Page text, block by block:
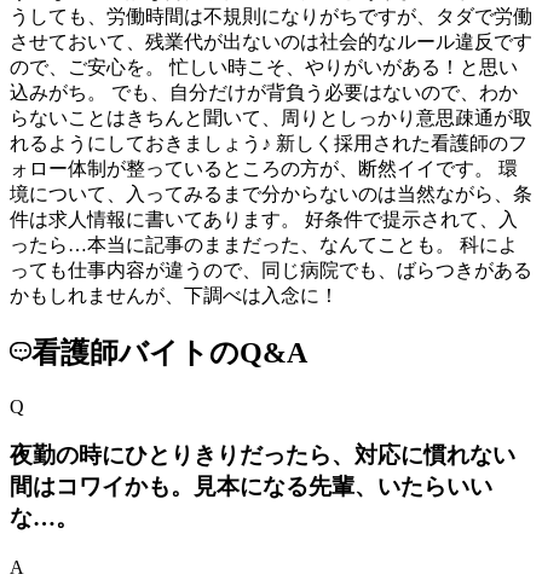
うしても、労働時間は不規則になりがちですが、タダで労働
させておいて、残業代が出ないのは社会的なルール違反です
ので、ご安心を。 忙しい時こそ、やりがいがある！と思い
込みがち。 でも、自分だけが背負う必要はないので、わか
らないことはきちんと聞いて、周りとしっかり意思疎通が取
れるようにしておきましょう♪ 新しく採用された看護師のフ
ォロー体制が整っているところの方が、断然イイです。 環
境について、入ってみるまで分からないのは当然ながら、条
件は求人情報に書いてあります。 好条件で提示されて、入
ったら…本当に記事のままだった、なんてことも。 科によ
っても仕事内容が違うので、同じ病院でも、ばらつきがある
かもしれませんが、下調べは入念に！
看護師バイトのQ&A
Q
夜勤の時にひとりきりだったら、対応に慣れない
間はコワイかも。見本になる先輩、いたらいい
な…。
A